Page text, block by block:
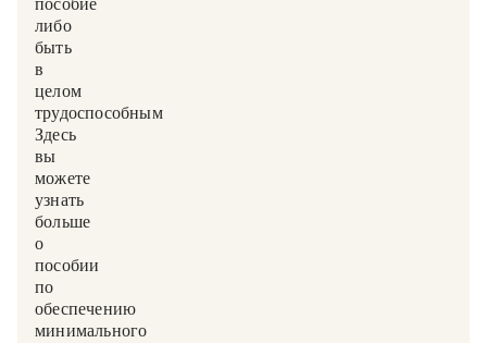
пособие,
либо
быть
в
целом
трудоспособным.
Здесь
вы
можете
узнать
больше
о
пособии
по
обеспечению
минимального